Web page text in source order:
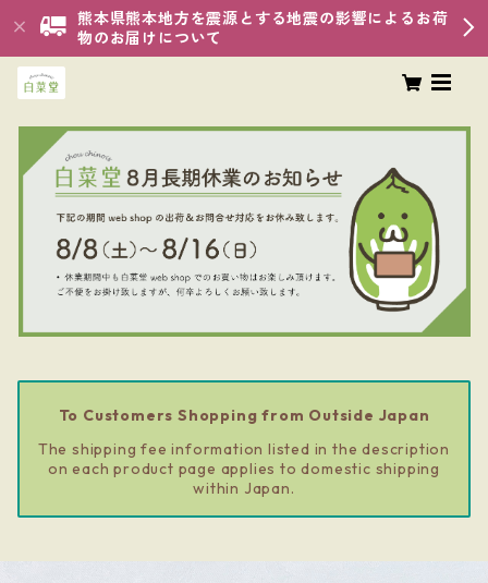
熊本県熊本地方を震源とする地震の影響によるお荷
物のお届けについて
To Customers Shopping from Outside Japan
The shipping fee information listed in the description
on each product page applies to domestic shipping
within Japan.